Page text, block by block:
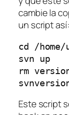
cambie la
un script así:
cd /
svn up
rm
Este script